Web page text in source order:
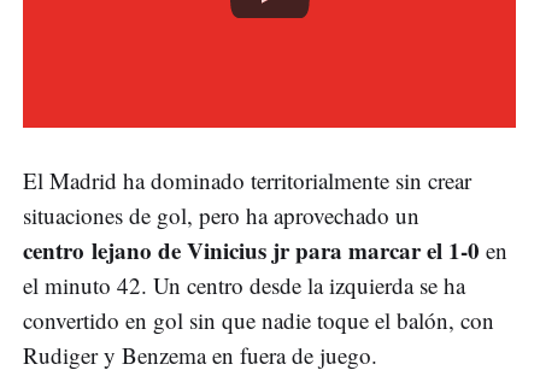
El Madrid ha dominado territorialmente sin crear
situaciones de gol, pero ha aprovechado un
centro lejano de Vinicius jr para marcar el 1-0 en
el minuto 42. Un centro desde la izquierda se ha
convertido en gol sin que nadie toque el balón, con
Rudiger y Benzema en fuera de juego.